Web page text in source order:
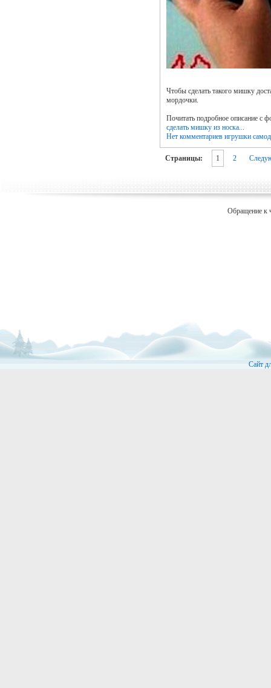
Чтобы сделать такого мишку
мордочки.
Почитать подробное описание с
сделать мишку из носка...
Нет комментариев игрушки
Страницы: 1 2
Обращение к
Сайт